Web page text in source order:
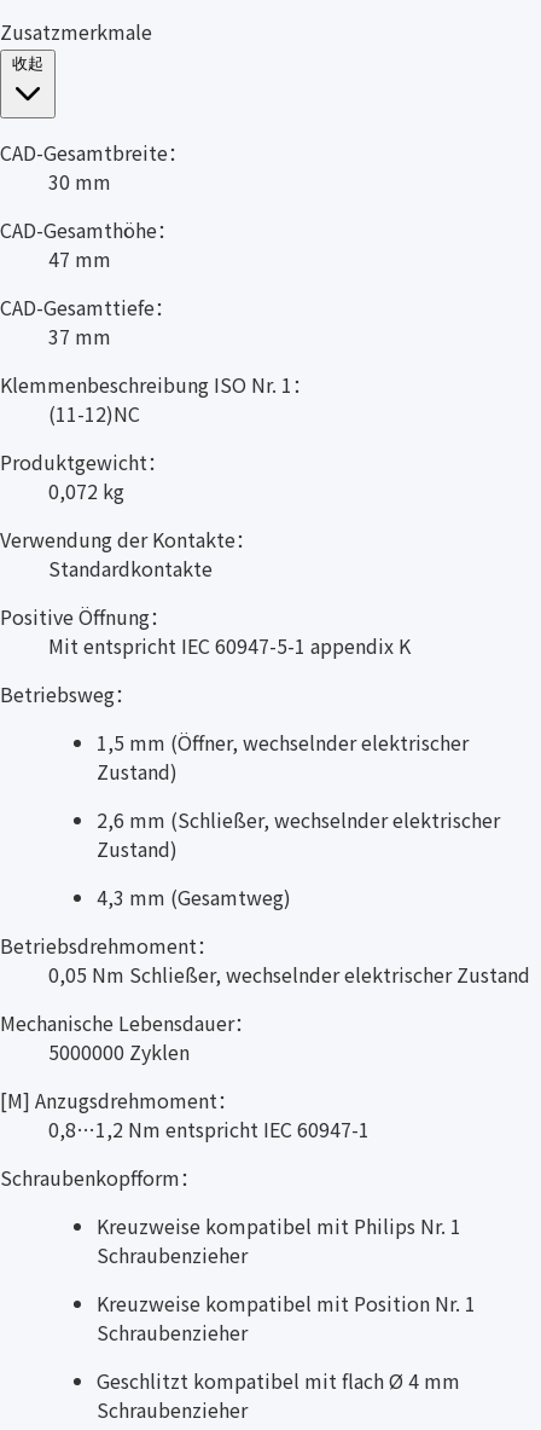
Zusatzmerkmale
CAD-Gesamtbreite：
30 mm
CAD-Gesamthöhe：
47 mm
CAD-Gesamttiefe：
37 mm
Klemmenbeschreibung ISO Nr. 1：
(11-12)NC
Produktgewicht：
0,072 kg
Verwendung der Kontakte：
Standardkontakte
Positive Öffnung：
Mit entspricht IEC 60947-5-1 appendix K
Betriebsweg：
1,5 mm (Öffner, wechselnder elektrischer
Zustand)
2,6 mm (Schließer, wechselnder elektrischer
Zustand)
4,3 mm (Gesamtweg)
Betriebsdrehmoment：
0,05 Nm Schließer, wechselnder elektrischer Zustand
Mechanische Lebensdauer：
5000000 Zyklen
[M] Anzugsdrehmoment：
0,8…1,2 Nm entspricht IEC 60947-1
Schraubenkopfform：
Kreuzweise kompatibel mit Philips Nr. 1
Schraubenzieher
Kreuzweise kompatibel mit Position Nr. 1
Schraubenzieher
Geschlitzt kompatibel mit flach Ø 4 mm
Schraubenzieher